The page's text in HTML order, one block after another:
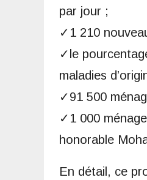
par jour ;
✓1 210
✓le
maladies
✓91 500
✓1 000
honorable
En détail, ce